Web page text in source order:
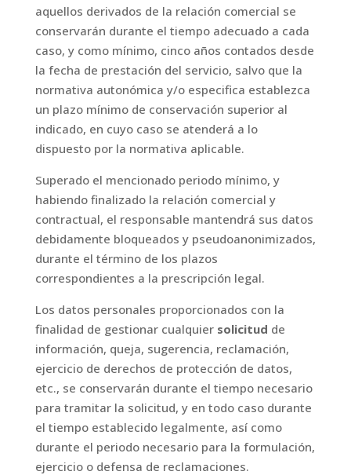
aquellos derivados de la relación comercial se
conservarán durante el tiempo adecuado a cada
caso, y como mínimo, cinco años contados desde
la fecha de prestación del servicio, salvo que la
normativa autonómica y/o especifica establezca
un plazo mínimo de conservación superior al
indicado, en cuyo caso se atenderá a lo
dispuesto por la normativa aplicable.
Superado el mencionado periodo mínimo, y
habiendo finalizado la relación comercial y
contractual, el responsable mantendrá sus datos
debidamente bloqueados y pseudoanonimizados,
durante el término de los plazos
correspondientes a la prescripción legal.
Los datos personales proporcionados con la
finalidad de gestionar cualquier solicitud de
información, queja, sugerencia, reclamación,
ejercicio de derechos de protección de datos,
etc., se conservarán durante el tiempo necesario
para tramitar la solicitud, y en todo caso durante
el tiempo establecido legalmente, así como
durante el periodo necesario para la formulación,
ejercicio o defensa de reclamaciones.